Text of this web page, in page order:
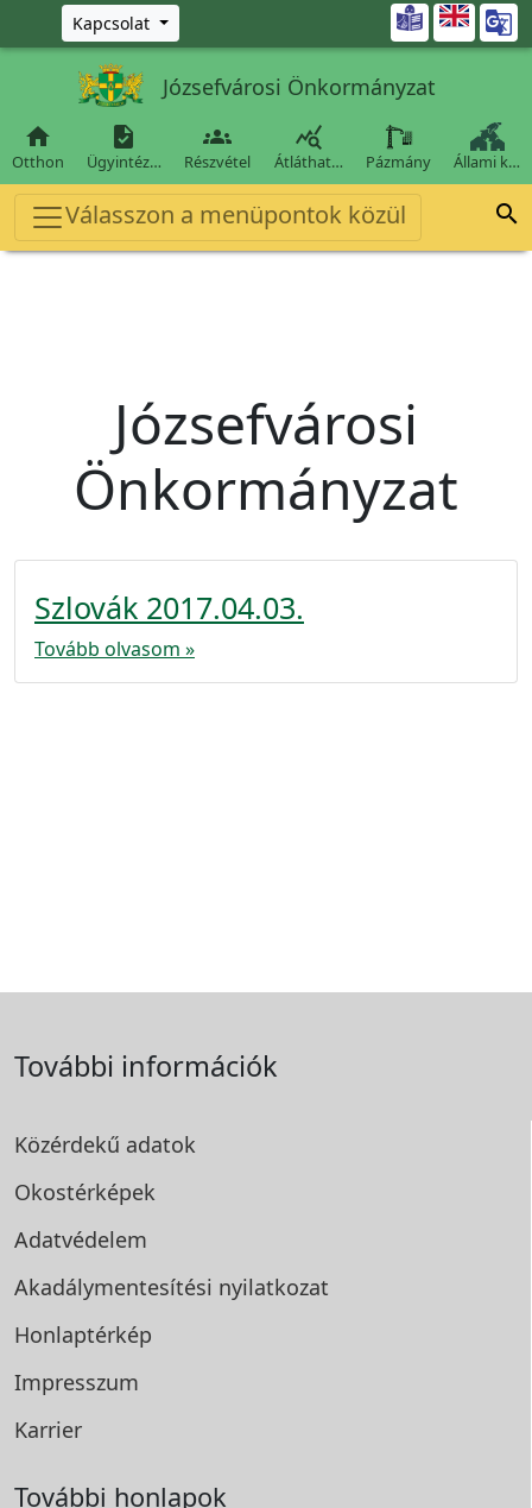
Ugrás a fő tartalomra
Kapcsolat 
Józsefvárosi Önkormányzat

Otthon

Ügyintéz…

Részvétel

Átláthat… Pázmány Állami k…
Válasszon a menüpontok közül 
Józsefvárosi
Önkormányzat
Szlovák 2017.04.03.
Tovább olvasom »
További információk
Közérdekű adatok
Okostérképek
Adatvédelem
Akadálymentesítési nyilatkozat
Honlaptérkép
Impresszum
Karrier
További honlapok